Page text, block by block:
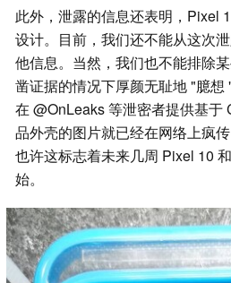
此外，泄露的信息还表明，Pixel
设计。目前，我们还不能从这次
他信息。当然，我们也不能排除
凿证据的情况下厚颜无耻地 "臆想
在 @OnLeaks 等泄密者提供基于
品外壳的图片就已经在网络上疯传
也许这标志着未来几周 Pixel 10
始。